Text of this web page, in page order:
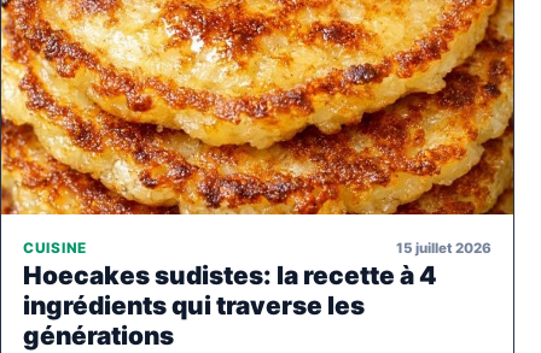
CUISINE 15 juillet 2026
Hoecakes sudistes: la recette à 4
ingrédients qui traverse les
générations